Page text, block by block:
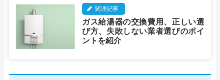
関連記事
ガス給湯器の交換費用、正しい選
び方、失敗しない業者選びのポイ
ントを紹介